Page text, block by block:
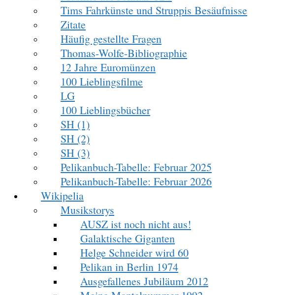
Tims Fahrkünste und Struppis Besäufnisse
Zitate
Häufig gestellte Fragen
Thomas-Wolfe-Bibliographie
12 Jahre Euromünzen
100 Lieblingsfilme
LG
100 Lieblingsbücher
SH (1)
SH (2)
SH (3)
Pelikanbuch-Tabelle: Februar 2025
Pelikanbuch-Tabelle: Februar 2026
Wikipelia
Musikstorys
AUSZ ist noch nicht aus!
Galaktische Giganten
Helge Schneider wird 60
Pelikan in Berlin 1974
Ausgefallenes Jubiläum 2012